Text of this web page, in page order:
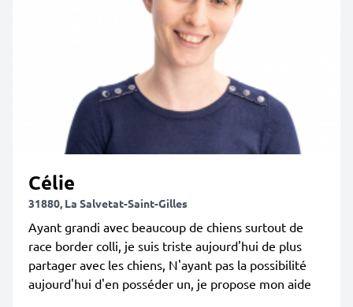
Célie
31880, La Salvetat-Saint-Gilles
Ayant grandi avec beaucoup de chiens surtout de
race border colli, je suis triste aujourd'hui de plus
partager avec les chiens, N'ayant pas la possibilité
aujourd'hui d'en posséder un, je propose mon aide